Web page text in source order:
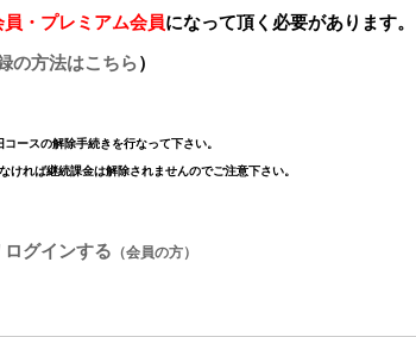
・プレミアム会員になって頂く必要があります。
の方法はこちら）
ースの解除手続きを行なって下さい。
ければ継続課金は解除されませんのでご注意下さい。
ログインする （会員の方）